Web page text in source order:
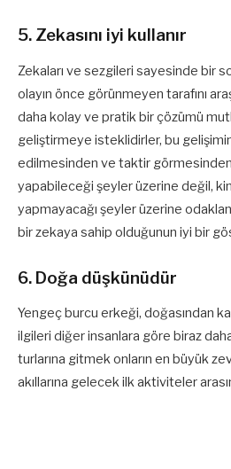
5. Zekasını iyi kullanır
Zekaları ve sezgileri sayesinde bir
olayın önce görünmeyen tarafını
daha kolay ve pratik bir çözümü
geliştirmeye isteklidirler, bu
edilmesinden ve taktir görmesinden
yapabileceği şeyler üzerine değil,
yapmayacağı şeyler üzerine
bir zekaya sahip olduğunun iyi bir
6. Doğa düşkünüdür
Yengeç burcu erkeği, doğasından
ilgileri diğer insanlara göre biraz
turlarına gitmek onların en büyük
akıllarına gelecek ilk aktiviteler